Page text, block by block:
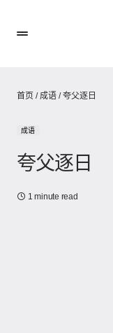
首页 /成语 /夸父逐日
成语
夸父逐日
1 minute read